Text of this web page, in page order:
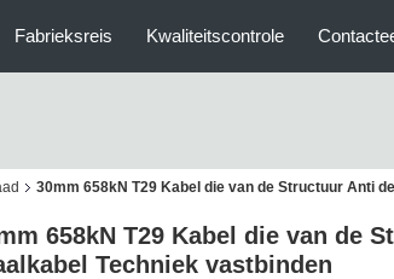
Fabrieksreis Kwaliteitscontrole
30mm 658kN T29 Kabel die van de Structuur Anti
658kN T29 Kabel die van de
Techniek vastbinden